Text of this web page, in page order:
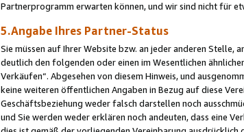
Partnerprogramm erwarten können, und wir sind nicht für
5.Angabe Ihres Partner-Status
Sie müssen auf Ihrer Website bzw. an jeder anderen
deutlich den folgenden oder einen im Wesentlichen
Verkäufen“. Abgesehen von diesem Hinweis, und
keine weiteren öffentlichen Angaben in Bezug auf diese
Geschäftsbeziehung weder falsch darstellen noch
und Sie werden weder erklären noch andeuten, dass eine